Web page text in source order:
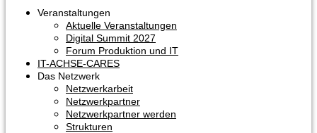
Veranstaltungen
Aktuelle Veranstaltungen
Digital Summit 2027
Forum Produktion und IT
IT-ACHSE-CARES
Das Netzwerk
Netzwerkarbeit
Netzwerkpartner
Netzwerkpartner werden
Strukturen